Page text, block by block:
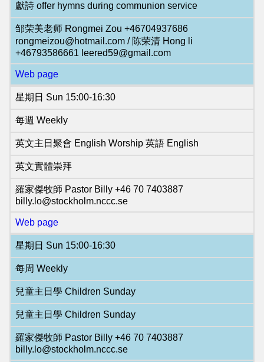
獻詩 offer hymns during communion service
邹荣美老师 Rongmei Zou +46704937686
rongmeizou@hotmail.com / 陈荣清 Hong li
+46793586661 leered59@gmail.com
Web page
星期日 Sun 15:00-16:30
每週 Weekly
英文主日聚會 English Worship 英語 English
英文實體崇拜
羅家傑牧師 Pastor Billy +46 70 7403887
billy.lo@stockholm.nccc.se
Web page
星期日 Sun 15:00-16:30
每周 Weekly
兒童主日學 Children Sunday
兒童主日學 Children Sunday
羅家傑牧師 Pastor Billy +46 70 7403887
billy.lo@stockholm.nccc.se